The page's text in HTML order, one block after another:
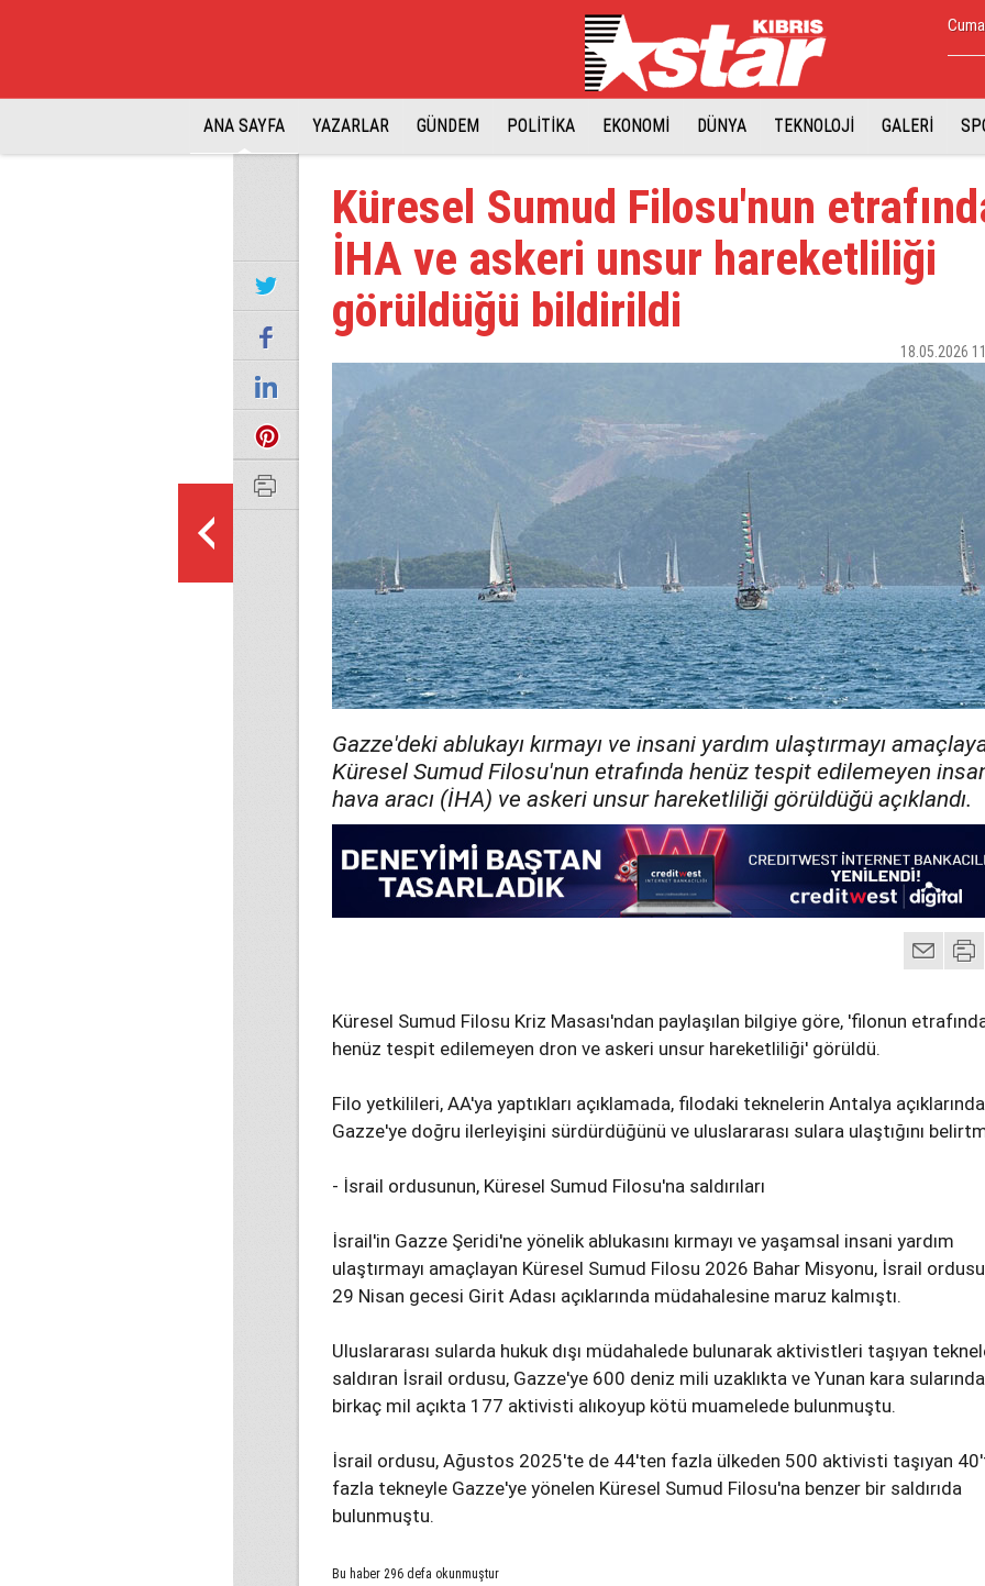
ANA SAYFA YAZARLAR GÜNDEM POLİTİKA EKONOMİ DÜNYA TEKNOLOJİ GALERİ
Küresel Sumud Filosu'nun
İHA ve askeri unsur hareketliliği
görüldüğü bildirildi
18.05.2026
Gazze'deki ablukayı kırmayı ve insani yardım ulaştırmayı
Küresel Sumud Filosu'nun etrafında henüz tespit edilemeyen
hava aracı (İHA) ve askeri unsur hareketliliği görüldüğü açıklandı.
Küresel Sumud Filosu Kriz Masası'ndan paylaşılan bilgiye göre, 'filonun
henüz tespit edilemeyen dron ve askeri unsur hareketliliği' görüldü.
Filo yetkilileri, AA'ya yaptıkları açıklamada, filodaki teknelerin Antalya
Gazze'ye doğru ilerleyişini sürdürdüğünü ve uluslararası sulara ulaştığını
- İsrail ordusunun, Küresel Sumud Filosu'na saldırıları
İsrail'in Gazze Şeridi'ne yönelik ablukasını kırmayı ve yaşamsal insani yardım
ulaştırmayı amaçlayan Küresel Sumud Filosu 2026 Bahar Misyonu, İsrail
29 Nisan gecesi Girit Adası açıklarında müdahalesine maruz kalmıştı.
Uluslararası sularda hukuk dışı müdahalede bulunarak aktivistleri taşıyan
saldıran İsrail ordusu, Gazze'ye 600 deniz mili uzaklıkta ve Yunan kara
birkaç mil açıkta 177 aktivisti alıkoyup kötü muamelede bulunmuştu.
İsrail ordusu, Ağustos 2025'te de 44'ten fazla ülkeden 500 aktivisti taşıyan
fazla tekneyle Gazze'ye yönelen Küresel Sumud Filosu'na benzer bir saldırıda
bulunmuştu.
Bu haber 296 defa okunmuştur